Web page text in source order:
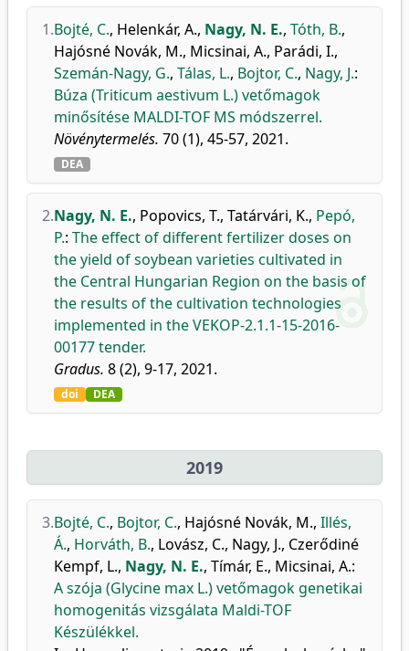
1.Bojté, C., Helenkár, A., Nagy, N. E., Tóth, B.,
Hajósné Novák, M., Micsinai, A., Parádi, I.,
Szemán-Nagy, G., Tálas, L., Bojtor, C., Nagy, J.:
Búza (Triticum aestivum L.) vetőmagok
minősítése MALDI-TOF MS módszerrel.
Növénytermelés. 70 (1), 45-57, 2021.
DEA
2.Nagy, N. E., Popovics, T., Tatárvári, K., Pepó,
P.: The effect of different fertilizer doses on
the yield of soybean varieties cultivated in
the Central Hungarian Region on the basis of
the results of the cultivation technologies
implemented in the VEKOP-2.1.1-15-2016-
00177 tender.
Gradus. 8 (2), 9-17, 2021.
doi DEA
2019
3.Bojté, C., Bojtor, C., Hajósné Novák, M., Illés,
Á., Horváth, B., Lovász, C., Nagy, J., Czerődiné
Kempf, L., Nagy, N. E., Tímár, E., Micsinai, A.:
A szója (Glycine max L.) vetőmagok genetikai
homogenitás vizsgálata Maldi-TOF
Készülékkel.